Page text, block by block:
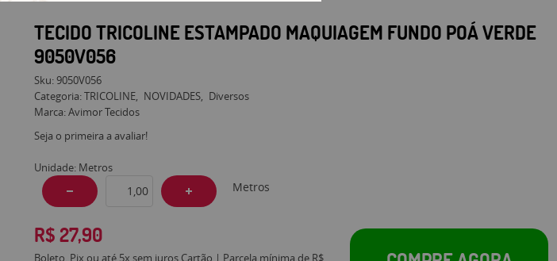
TECIDO TRICOLINE ESTAMPADO MAQUIAGEM FUNDO POÁ VERDE
9050V056
Sku:9050V056
Categoria:TRICOLINE NOVIDADES
Diversos
Marca:Avimor Tecidos
Seja o primeira a avaliar!
Unidade: Metros
Metros
R$ 27,90
Boleto, Pix ou até 5x sem juros Cartão | Parcela mínima de R$